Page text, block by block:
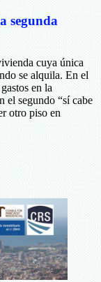
segunda
cuya única
se alquila. En el
en la
el segundo “sí cabe
otro piso en